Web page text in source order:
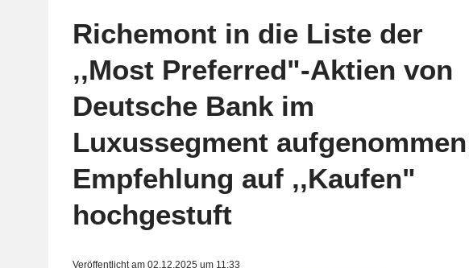
Richemont in die Liste der
,,Most Preferred"-Aktien von
Deutsche Bank im
Luxussegment
Empfehlung auf ,,Kaufen"
hochgestuft
Veröffentlicht am 02.12.2025 um 11:33